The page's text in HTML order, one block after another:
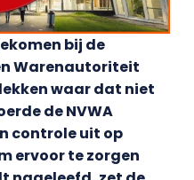
bij de
Warenautoriteit
waar dat niet
de NVWA
controle uit op
ervoor te zorgen